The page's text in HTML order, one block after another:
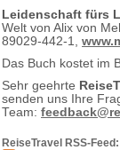
Leidenschaft fürs
Welt von Alix von
89029-442-1,
Das Buch kostet im
Sehr geehrte
senden uns Ihre
Team:
ReiseTravel RSS-Feed: